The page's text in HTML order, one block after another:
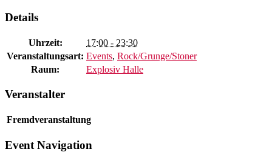
Details
Uhrzeit:
17:00 - 23:30
Veranstaltungsart: Events, Rock/Grunge/Stoner
Raum:
Explosiv Halle
Veranstalter
Fremdveranstaltung
Event Navigation